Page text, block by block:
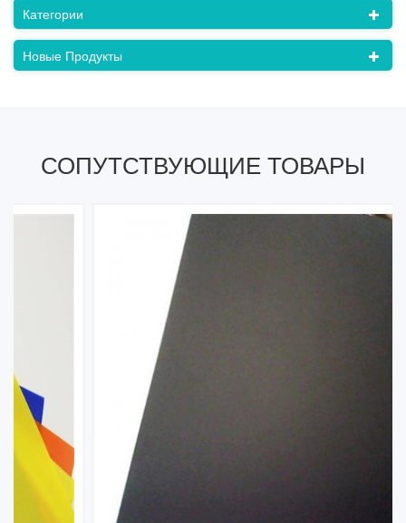
Категории
Новые Продукты
СОПУТСТВУЮЩИЕ ТОВАРЫ